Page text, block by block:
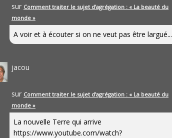
sur Comment traiter le sujet d’agrégation : « La beauté du
monde »
A voir et à écouter si on ne veut pas être largué...
jacou
sur Comment traiter le sujet d’agrégation : « La beauté du
monde »
La nouvelle Terre qui arrive
https://www.youtube.com/watch?